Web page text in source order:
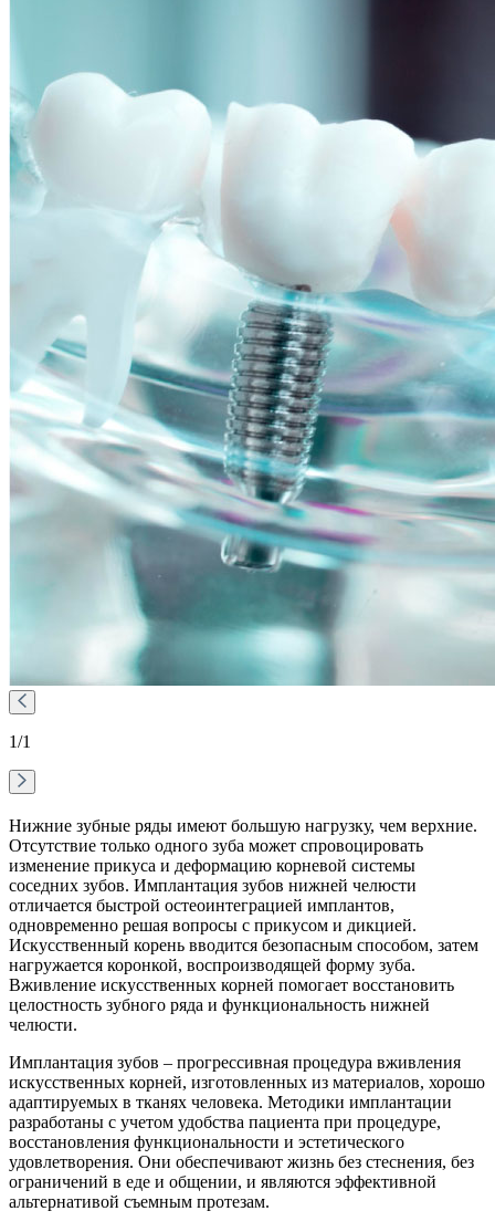
1/1
Нижние зубные ряды имеют большую нагрузку, чем верхние.
Отсутствие только одного зуба может спровоцировать
изменение прикуса и деформацию корневой системы
соседних зубов. Имплантация зубов нижней челюсти
отличается быстрой остеоинтеграцией имплантов,
одновременно решая вопросы с прикусом и дикцией.
Искусственный корень вводится безопасным способом, затем
нагружается коронкой, воспроизводящей форму зуба.
Вживление искусственных корней помогает восстановить
целостность зубного ряда и функциональность нижней
челюсти.
Имплантация зубов – прогрессивная процедура вживления
искусственных корней, изготовленных из материалов, хорошо
адаптируемых в тканях человека. Методики имплантации
разработаны с учетом удобства пациента при процедуре,
восстановления функциональности и эстетического
удовлетворения. Они обеспечивают жизнь без стеснения, без
ограничений в еде и общении, и являются эффективной
альтернативой съемным протезам.